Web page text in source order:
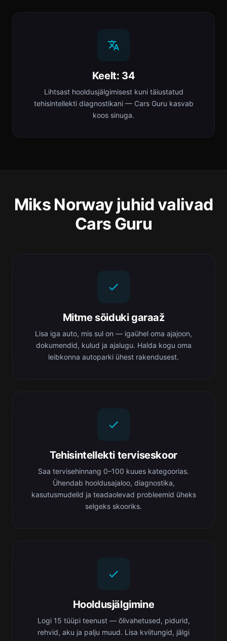
Keelt: 34
Lihtsast hooldusjälgimisest kuni täiustatud
tehisintellekti diagnostikani — Cars Guru kasvab
koos sinuga.
Miks Norway juhid valivad
Cars Guru
Mitme sõiduki garaaž
Lisa iga auto, mis sul on — igaühel oma ajajoon,
dokumendid, kulud ja ajalugu. Halda kogu oma
leibkonna autoparki ühest rakendusest.
Tehisintellekti terviseskoor
Saa tervisehinnang 0–100 kuues kategoorias.
Ühendab hooldusajaloo, diagnostika,
kasutusmudelid ja teadaolevad probleemid üheks
selgeks skooriks.
Hooldusjälgimine
Logi 15 tüüpi teenust — õlivahetused, pidurid,
rehvid, aku ja palju muud. Lisa kviitungid, jälgi